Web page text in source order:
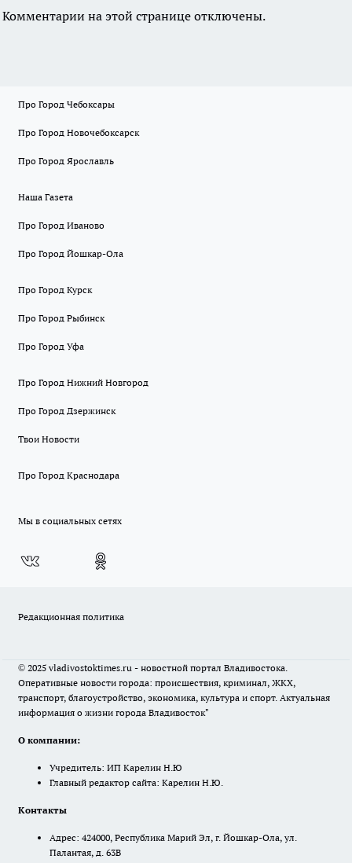
Комментарии на этой странице отключены.
Про Город Чебоксары
Про Город Новочебоксарск
Про Город Ярославль
Наша Газета
Про Город Иваново
Про Город Йошкар-Ола
Про Город Курск
Про Город Рыбинск
Про Город Уфа
Про Город Нижний Новгород
Про Город Дзержинск
Твои Новости
Про Город Краснодара
Мы в социальных сетях
Редакционная политика
© 2025 vladivostoktimes.ru - новостной портал Владивостока.
Оперативные новости города: происшествия, криминал, ЖКХ,
транспорт, благоустройство, экономика, культура и спорт. Актуальная
информация о жизни города Владивосток"
О компании:
Учредитель: ИП Карелин Н.Ю
Главный редактор сайта: Карелин Н.Ю.
Контакты
Адрес: 424000, Республика Марий Эл, г. Йошкар-Ола, ул.
Палантая, д. 63В